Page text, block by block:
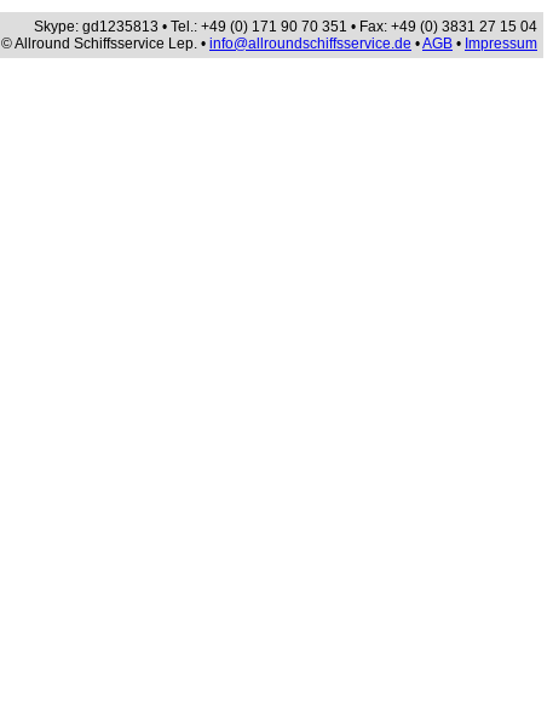
Skype: gd1235813 • Tel.: +49 (0) 171 90 70 351 • Fax: +49 (0) 3831 27 15 04
© Allround Schiffsservice Lep. • info@allroundschiffsservice.de •AGB • Impressum